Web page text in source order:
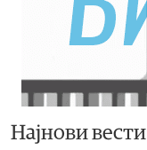
Најнови вести